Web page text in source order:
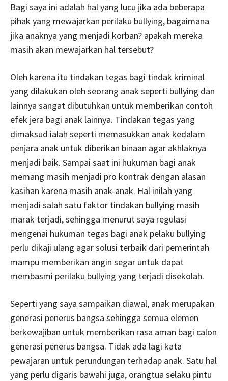
Bagi saya ini adalah hal yang lucu jika ada beberapa
pihak yang mewajarkan perilaku bullying, bagaimana
jika anaknya yang menjadi korban? apakah mereka
masih akan mewajarkan hal tersebut?
Oleh karena itu tindakan tegas bagi tindak kriminal
yang dilakukan oleh seorang anak seperti bullying dan
lainnya sangat dibutuhkan untuk memberikan contoh
efek jera bagi anak lainnya. Tindakan tegas yang
dimaksud ialah seperti memasukkan anak kedalam
penjara anak untuk diberikan binaan agar akhlaknya
menjadi baik. Sampai saat ini hukuman bagi anak
memang masih menjadi pro kontrak dengan alasan
kasihan karena masih anak-anak. Hal inilah yang
menjadi salah satu faktor tindakan bullying masih
marak terjadi, sehingga menurut saya regulasi
mengenai hukuman tegas bagi anak pelaku bullying
perlu dikaji ulang agar solusi terbaik dari pemerintah
mampu memberikan angin segar untuk dapat
membasmi perilaku bullying yang terjadi disekolah.
Seperti yang saya sampaikan diawal, anak merupakan
generasi penerus bangsa sehingga semua elemen
berkewajiban untuk memberikan rasa aman bagi calon
generasi penerus bangsa. Tidak ada lagi kata
pewajaran untuk perundungan terhadap anak. Satu hal
yang perlu digaris bawahi juga, orangtua selaku pintu